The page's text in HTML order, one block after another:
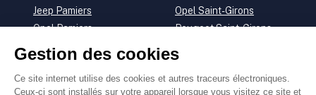
Jeep Pamiers
Opel Pamiers
Opel Saint-Girons
Peugeot Saint-Girons
Menu Pied de page